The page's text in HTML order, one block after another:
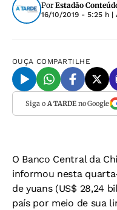
Por Estadão
16/10/2019 - 5:25 h |
OUÇA COMPARTILHE
Siga o A TARDEno Google
O Banco Central da
informou nesta
de yuans (US$ 28,24
país por meio de sua